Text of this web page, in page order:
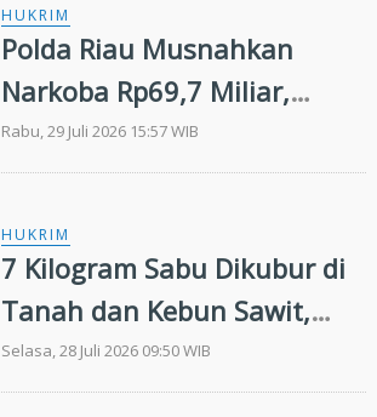
HUKRIM
Polda Riau Musnahkan
Narkoba Rp69,7 Miliar,
Gagalkan Jaringan
Internasional
Rabu, 29 Juli 2026 15:57 WIB
HUKRIM
7 Kilogram Sabu Dikubur di
Tanah dan Kebun Sawit,
Ditresnarkoba Polda Riau
Ringkus 3 Tersangka
Selasa, 28 Juli 2026 09:50 WIB